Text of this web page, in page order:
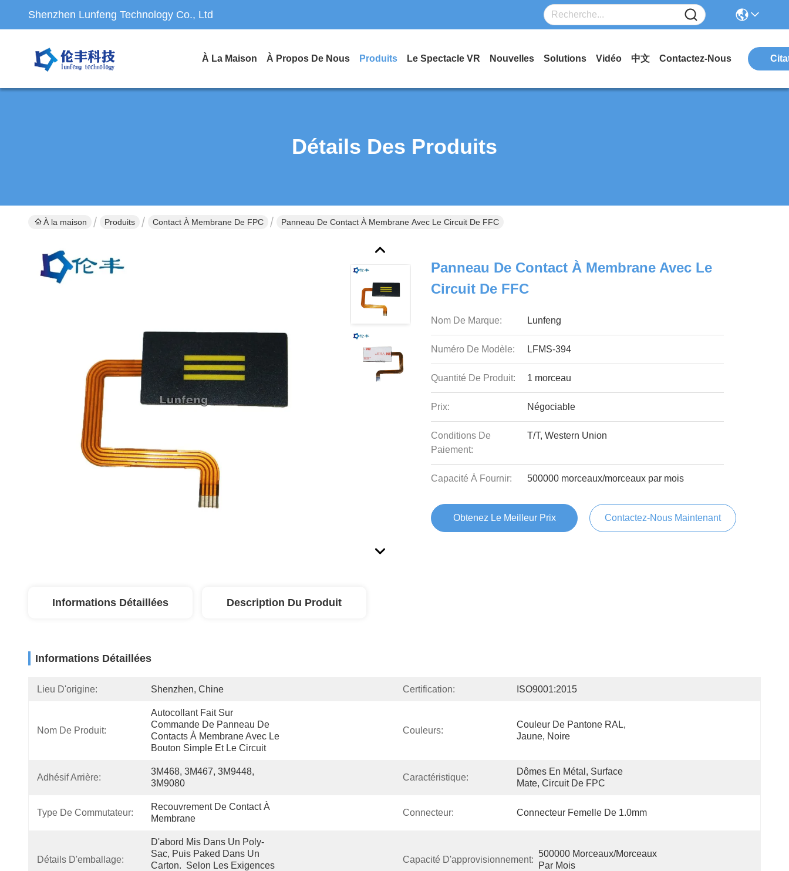
Shenzhen Lunfeng Technology Co., Ltd
À La Maison À Propos De Nous Produits Le Spectacle VR Nouvelles Solutions Vidéo 中文 Contactez-Nous
Détails Des Produits
À la maison Produits Contact À Membrane De FPC Panneau De Contact À Membrane Avec Le Circuit De FFC
Panneau De Contact À Membrane Avec Le
Circuit De FFC
Nom De Marque: Lunfeng
Numéro De Modèle: LFMS-394
Quantité De Produit: 1 morceau
Prix: Négociable
Conditions De
Paiement:
T/T, Western Union
Capacité À Fournir: 500000 morceaux/morceaux par mois
Obtenez Le Meilleur Prix Contactez-Nous Maintenant
Informations Détaillées Description Du Produit
Informations Détaillées
Lieu D'origine: Shenzhen, Chine Certification: ISO9001:2015
Nom De Produit:
Autocollant Fait Sur
Commande De Panneau De
Contacts À Membrane Avec Le
Bouton Simple Et Le Circuit
Couleurs:
Couleur De Pantone RAL,
Jaune, Noire
Adhésif Arrière:
3M468, 3M467, 3M9448,
3M9080
Caractéristique:
Dômes En Métal, Surface
Mate, Circuit De FPC
Type De Commutateur:
Recouvrement De Contact À
Membrane
Connecteur: Connecteur Femelle De 1.0mm
Détails D'emballage:
D'abord Mis Dans Un Poly-
Sac, Puis Paked Dans Un
Carton.  Selon Les Exigences
Capacité D'approvisionnement:
500000 Morceaux/morceaux
Par Mois